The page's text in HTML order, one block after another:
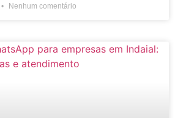
Nenhum comentário